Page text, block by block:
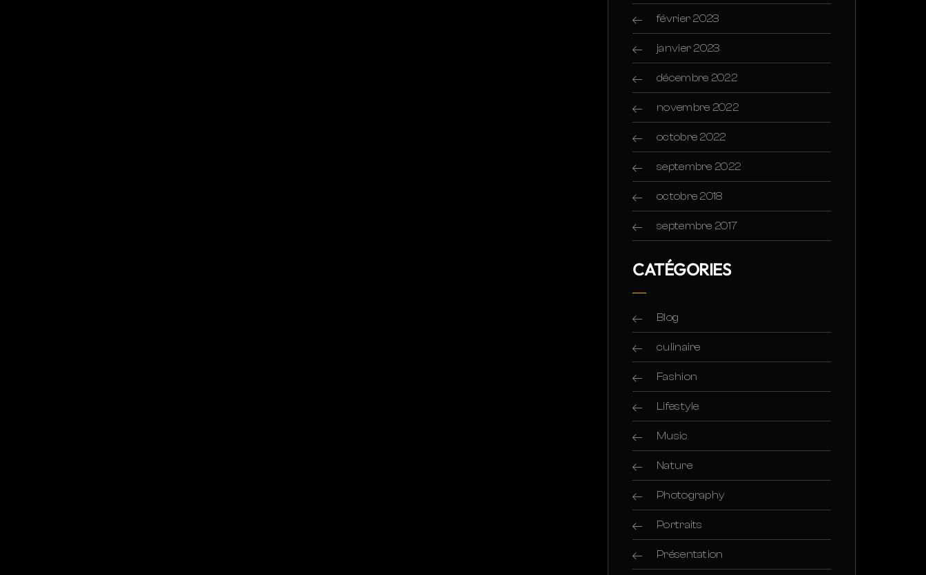
février 2023
janvier 2023
décembre 2022
novembre 2022
octobre 2022
septembre 2022
octobre 2018
septembre 2017
CATÉGORIES
Blog
culinaire
Fashion
Lifestyle
Music
Nature
Photography
Portraits
Présentation